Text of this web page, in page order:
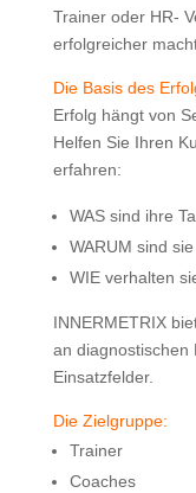
Trainer oder HR-
erfolgreicher
Die Basis des
Erfolg hängt von
Helfen Sie Ihren
erfahren:
WAS sind ihre
WARUM sind
WIE verhalten
INNERMETRIX
an diagnostischen
Einsatzfelder.
Die Zielgruppe:
Trainer
Coaches